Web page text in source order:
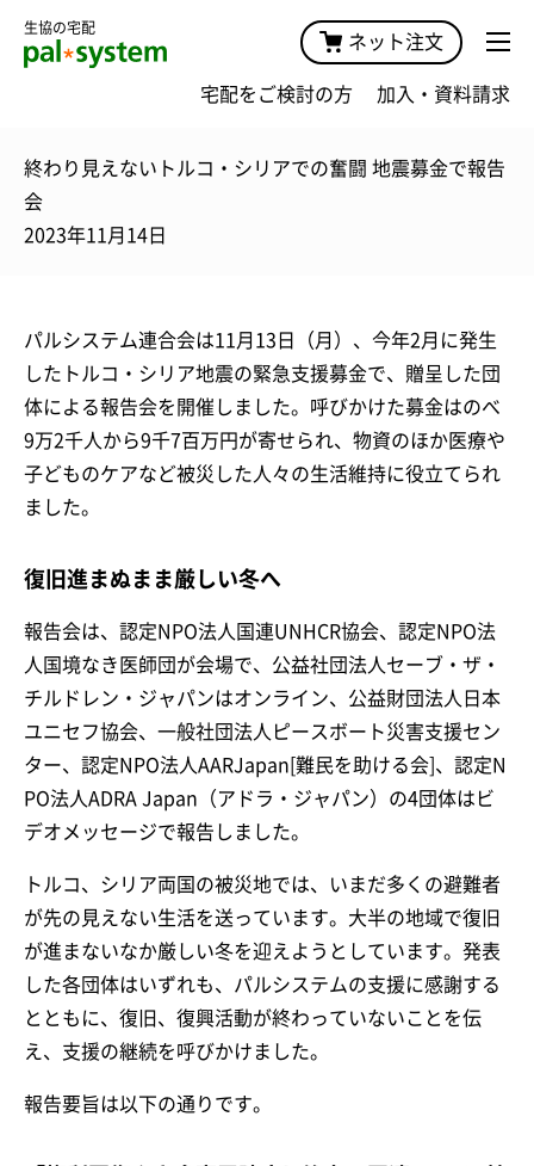
生協の宅配
ネット注文
宅配をご検討の方 加入・資料請求
終わり見えないトルコ・シリアでの奮闘 地震募金で報告
会
2023年11月14日
パルシステム連合会は11月13日（月）、今年2月に発生
したトルコ・シリア地震の緊急支援募金で、贈呈した団
体による報告会を開催しました。呼びかけた募金はのべ
9万2千人から9千7百万円が寄せられ、物資のほか医療や
子どものケアなど被災した人々の生活維持に役立てられ
ました。
復旧進まぬまま厳しい冬へ
報告会は、認定NPO法人国連UNHCR協会、認定NPO法
人国境なき医師団が会場で、公益社団法人セーブ・ザ・
チルドレン・ジャパンはオンライン、公益財団法人日本
ユニセフ協会、一般社団法人ピースボート災害支援セン
ター、認定NPO法人AARJapan[難民を助ける会]、認定N
PO法人ADRA Japan（アドラ・ジャパン）の4団体はビ
デオメッセージで報告しました。
トルコ、シリア両国の被災地では、いまだ多くの避難者
が先の見えない生活を送っています。大半の地域で復旧
が進まないなか厳しい冬を迎えようとしています。発表
した各団体はいずれも、パルシステムの支援に感謝する
とともに、復旧、復興活動が終わっていないことを伝
え、支援の継続を呼びかけました。
報告要旨は以下の通りです。